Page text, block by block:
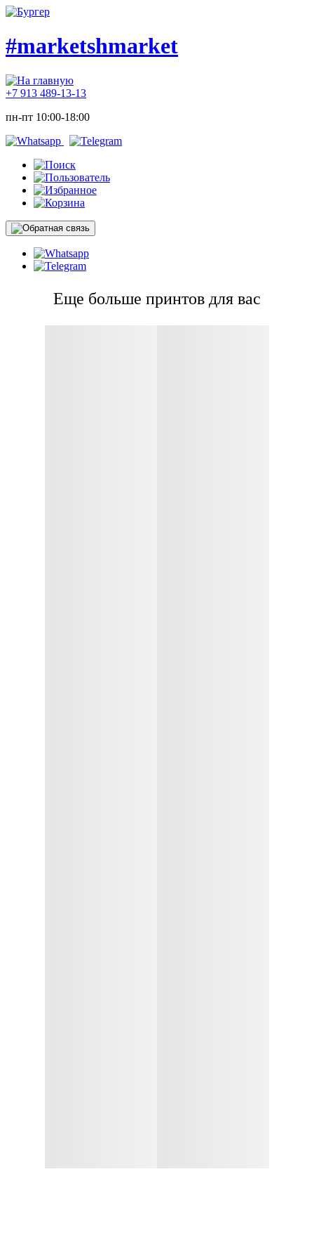
#marketshmarket
+7 913 489-13-13
пн-пт 10:00-18:00
Еще больше принтов для вас